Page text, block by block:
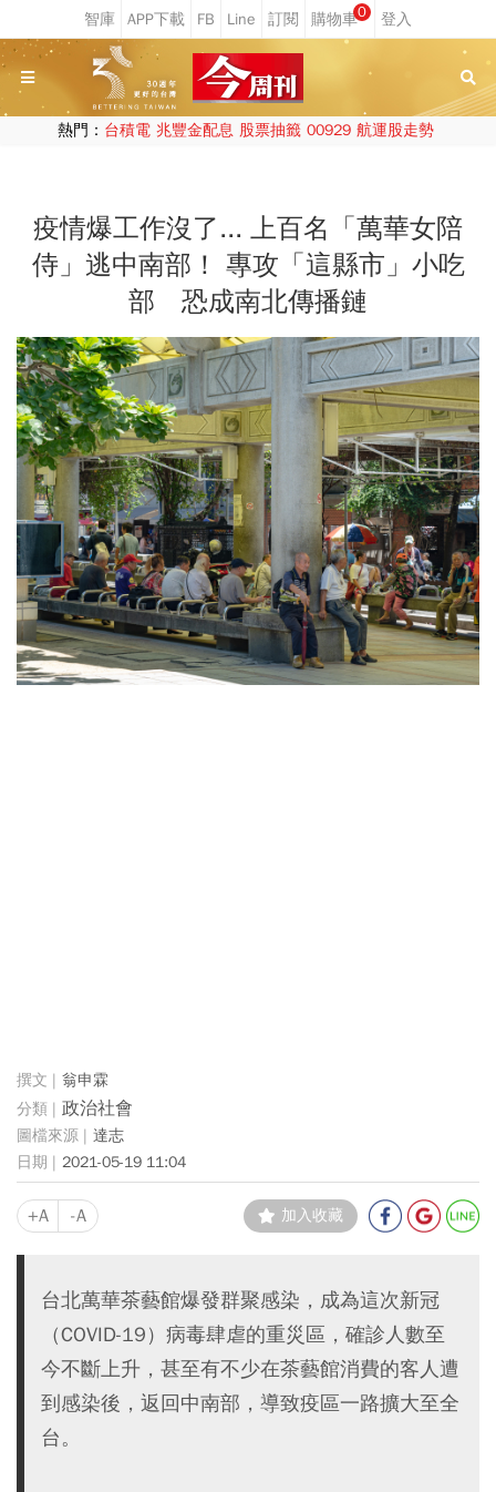
0
熱門： 台積電 兆豐金配息 股票抽籤 00929 航運股走勢
疫情爆工作沒了... 上百名「萬華女陪
侍」逃中南部！ 專攻「這縣市」小吃
部 恐成南北傳播鏈
翁申霖
政治社會
達志
2021-05-19 11:04
+A -A 加入收藏
台北萬華茶藝館爆發群聚感染，成為這次新冠
（COVID-19）病毒肆虐的重災區，確診人數至
今不斷上升，甚至有不少在茶藝館消費的客人遭
到感染後，返回中南部，導致疫區一路擴大至全
台。